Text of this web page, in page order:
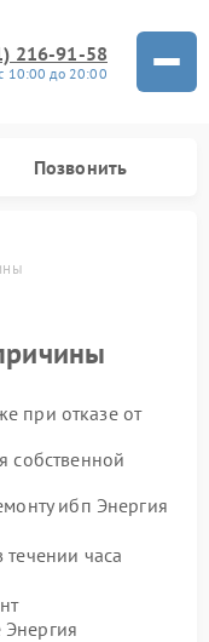
216-91-58
10:00 до 20:00
Позвонить
при отказе от
собственной
ибп Энергия
часа